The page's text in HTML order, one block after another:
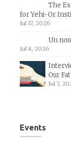
The
for Yehi-Or
Jul 17, 2026
Un
Jul 8, 2026
Our
Jul 7,
Events